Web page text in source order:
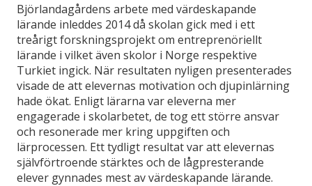
Björlandagårdens arbete med värdeskapande
lärande inleddes 2014 då skolan gick med i ett
treårigt forskningsprojekt om entreprenöriellt
lärande i vilket även skolor i Norge respektive
Turkiet ingick. När resultaten nyligen presenterades
visade de att elevernas motivation och djupinlärning
hade ökat. Enligt lärarna var eleverna mer
engagerade i skolarbetet, de tog ett större ansvar
och resonerade mer kring uppgiften och
lärprocessen. Ett tydligt resultat var att elevernas
självförtroende stärktes och de lågpresterande
elever gynnades mest av värdeskapande lärande.